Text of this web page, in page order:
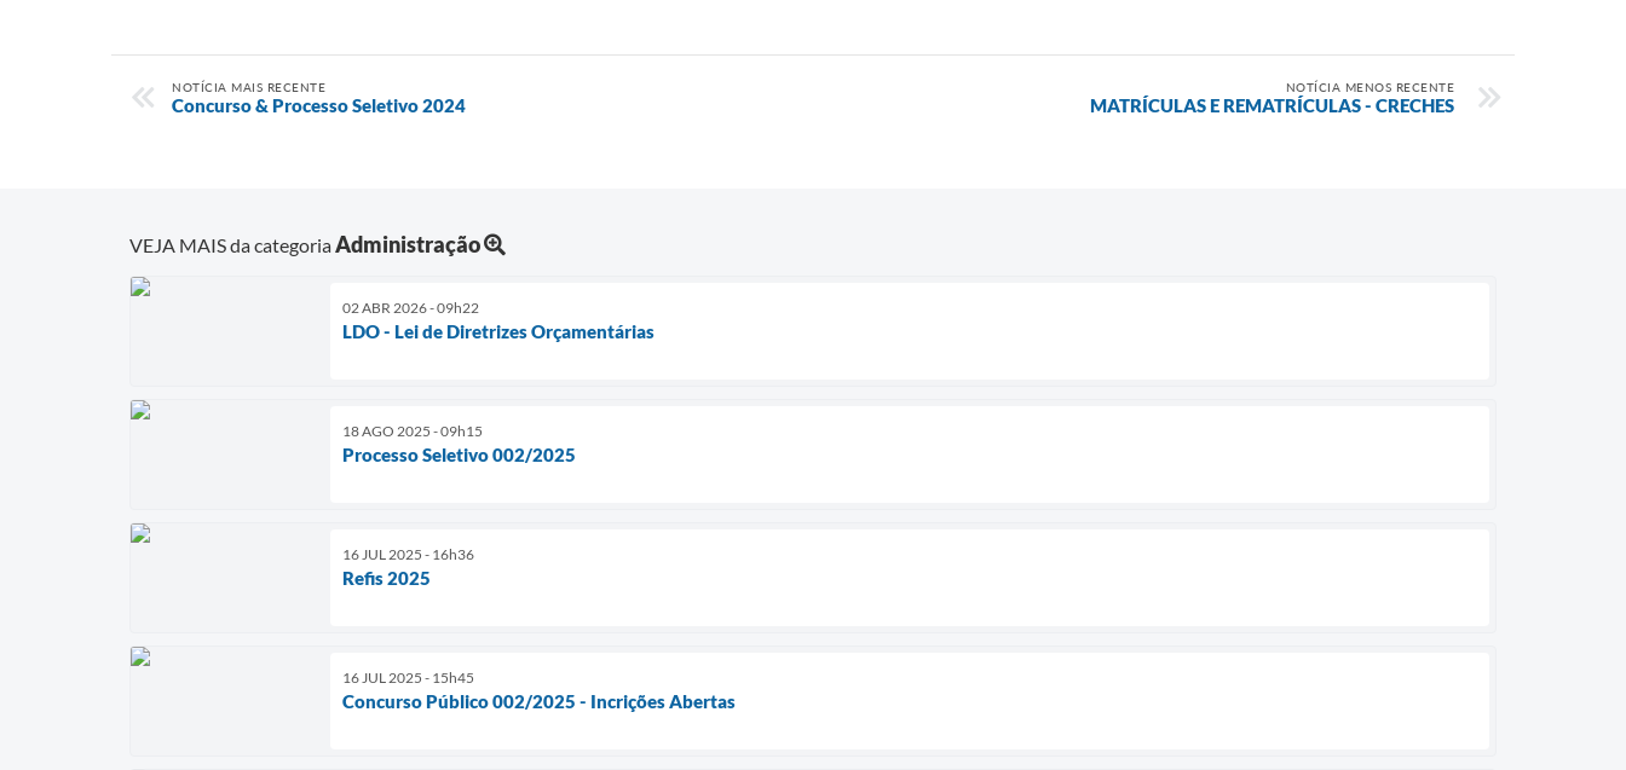
NOTÍCIA MAIS RECENTE
Concurso & Processo Seletivo 2024
NOTÍCIA MENOS RECENTE
MATRÍCULAS E REMATRÍCULAS - CRECHES
VEJA MAIS da categoriaAdministração
02 ABR 2026 - 09h22
LDO - Lei de Diretrizes Orçamentárias
18 AGO 2025 - 09h15
Processo Seletivo 002/2025
16 JUL 2025 - 16h36
Refis 2025
16 JUL 2025 - 15h45
Concurso Público 002/2025 - Incrições Abertas